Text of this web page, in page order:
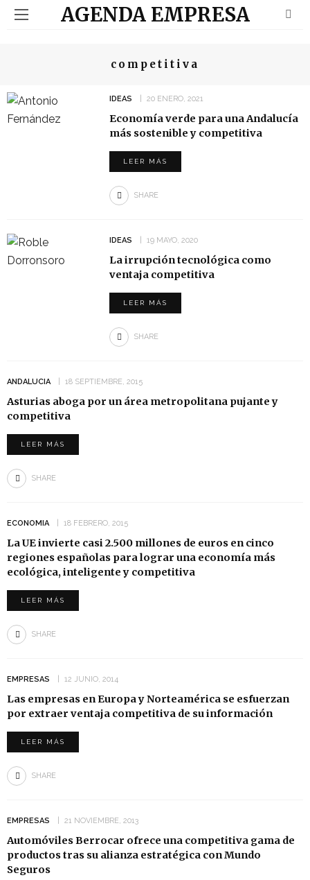
AGENDA EMPRESA
competitiva
IDEAS 20 ENERO, 2021
Economía verde para una Andalucía
más sostenible y competitiva
LEER MÁS
SHARE
IDEAS 19 MAYO, 2020
La irrupción tecnológica como
ventaja competitiva
LEER MÁS
SHARE
ANDALUCIA 18 SEPTIEMBRE, 2015
Asturias aboga por un área metropolitana pujante y
competitiva
LEER MÁS
SHARE
ECONOMIA 18 FEBRERO, 2015
La UE invierte casi 2.500 millones de euros en cinco
regiones españolas para lograr una economía más
ecológica, inteligente y competitiva
LEER MÁS
SHARE
EMPRESAS 12 JUNIO, 2014
Las empresas en Europa y Norteamérica se esfuerzan
por extraer ventaja competitiva de su información
LEER MÁS
SHARE
EMPRESAS 21 NOVIEMBRE, 2013
Automóviles Berrocar ofrece una competitiva gama de
productos tras su alianza estratégica con Mundo
Seguros